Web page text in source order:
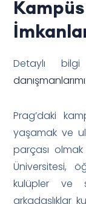
Detaylı
Prag’daki
yaşamak ve
parçası
Üniversitesi,
kulüpler ve
arkadaşlıklar